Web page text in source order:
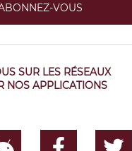
VOUS
SUR LES RÉSEAUX
NOS APPLICATIONS